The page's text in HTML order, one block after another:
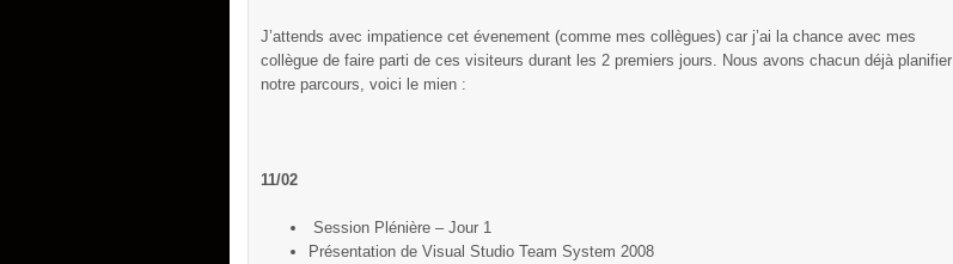
J’attends avec impatience cet évenement (comme mes collègues) car j’ai la chance avec mes
collègue de faire parti de ces visiteurs durant les 2 premiers jours. Nous avons chacun déjà planifier
notre parcours, voici le mien :
11/02
Session Plénière – Jour 1
Présentation de Visual Studio Team System 2008